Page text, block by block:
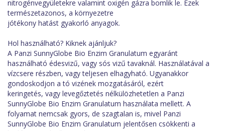
nitrogénvegyületekre valamint oxigén gázra bomlik le. Ezek
természetazonos, a környezetre
jótékony hatást gyakorló anyagok.
Hol használható? Kiknek ajánljuk?
A Panzi SunnyGlobe Bio Enzim Granulatum egyaránt
használható édesvizű, vagy sós vizű tavaknál. Használatával a
vízcsere részben, vagy teljesen elhagyható. Ugyanakkor
gondoskodjon a tó vizének mozgatásáról, ezért
keringetés, vagy levegőztetés nélkülözhetetlen a Panzi
SunnyGlobe Bio Enzim Granulatum használata mellett. A
folyamat nemcsak gyors, de szagtalan is, mivel Panzi
SunnyGlobe Bio Enzim Granulatum jelentősen csökkenti a